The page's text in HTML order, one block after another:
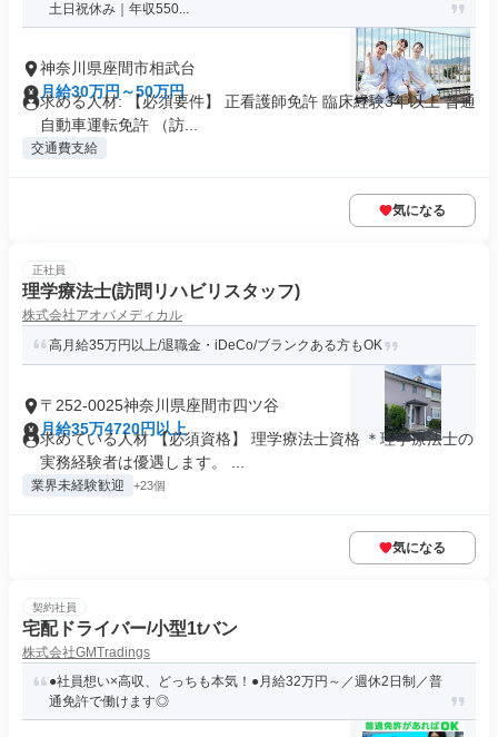
土日祝休み｜年収550...
神奈川県座間市相武台
月給30万円～50万円
求める人材: 【必須要件】 正看護師免許 臨床経験3年以上 普通
自動車運転免許 （訪...
交通費支給
気になる
正社員
理学療法士(訪問リハビリスタッフ)
株式会社アオバメディカル
高月給35万円以上/退職金・iDeCo/ブランクある方もOK
〒252-0025神奈川県座間市四ツ谷
月給35万4720円以上
求めている人材 【必須資格】 理学療法士資格 ＊理学療法士の
実務経験者は優遇します。 ...
業界未経験歓迎 +23個
気になる
契約社員
宅配ドライバー/小型1tバン
株式会社GMTradings
●社員想い×高収、どっちも本気！●月給32万円～／週休2日制／普
通免許で働けます◎